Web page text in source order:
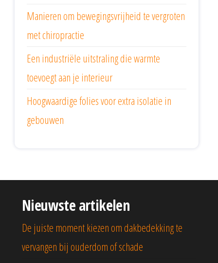
Manieren om bewegingsvrijheid te vergroten
met chiropractie
Een industriële uitstraling die warmte
toevoegt aan je interieur
Hoogwaardige folies voor extra isolatie in
gebouwen
Nieuwste artikelen
De juiste moment kiezen om dakbedekking te
vervangen bij ouderdom of schade